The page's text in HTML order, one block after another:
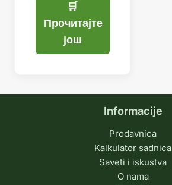
Прочитајте
још
Informacije
Prodavnica
Kalkulator sadnica
Saveti i iskustva
O nama